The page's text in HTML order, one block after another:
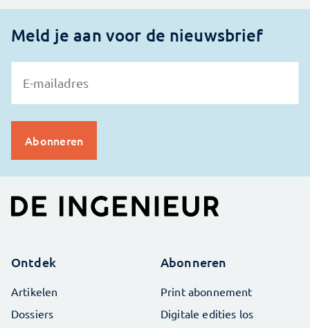
Meld je aan voor de nieuwsbrief
Ontdek
Artikelen
Dossiers
Abonneren
Print abonnement
Digitale edities los